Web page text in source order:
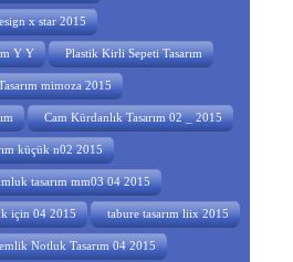
x star 2015
Y Y Plastik Kirli Sepeti Tasarım
mimoza 2015
Cam Kürdanlık Tasarım 02 _ 2015
küçük n02 2015
tasarım mm03 04 2015
için 04 2015 tabure tasarım liix 2015
Notluk Tasarım 04 2015